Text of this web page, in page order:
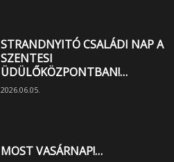
STRANDNYITÓ CSALÁDI NAP A
SZENTESI
ÜDÜLŐKÖZPONTBAN!…
2026.06.05.
MOST VASÁRNAP!…